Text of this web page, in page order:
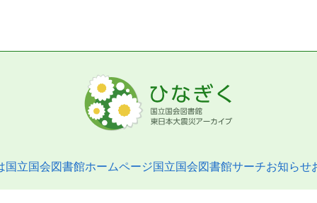
国立国会図書館ホームページ国立国会図書館サーチお知らせ